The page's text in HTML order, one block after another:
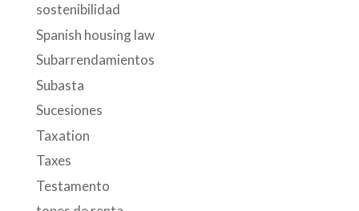
sostenibilidad
Spanish housing law
Subarrendamientos
Subasta
Sucesiones
Taxation
Taxes
Testamento